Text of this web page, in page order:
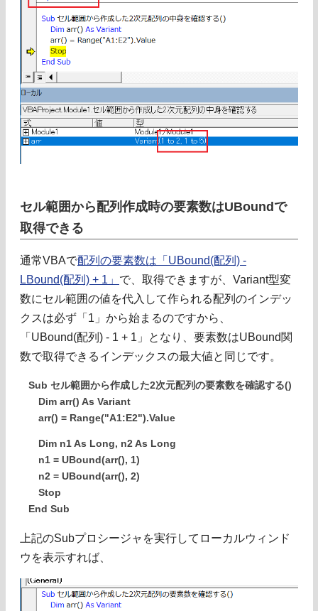
セル範囲から配列作成時の要素数はUBoundで
取得できる
通常VBAで配列の要素数は「UBound(配列) -
LBound(配列) + 1」 で、取得できますが、Variant型変
数にセル範囲の値を代入して作られる配列のインデッ
クスは必ず「1」から始まるのですから、
「UBound(配列) - 1 + 1」となり、要素数はUBound関
数で取得できるインデックスの最大値と同じです。
Sub セル範囲から作成した2次元配列の要素数を確認する()
Dim arr() As Variant
arr() = Range("A1:E2").Value
Dim n1 As Long, n2 As Long
n1 = UBound(arr(), 1)
n2 = UBound(arr(), 2)
Stop
End Sub
上記のSubプロシージャを実行してローカルウィンド
ウを表示すれば、